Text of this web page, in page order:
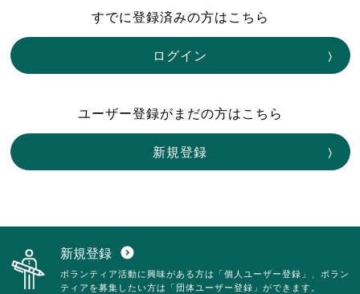
すでに登録済みの方はこちら
ログイン
ユーザー登録がまだの方はこちら
新規登録
新規登録 expand_circle_down
ボランティア活動に興味がある方は「個人ユーザー登録」、ボラン
ティアを募集したい方は「団体ユーザー登録」ができます。